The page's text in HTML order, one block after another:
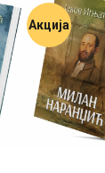
Акција